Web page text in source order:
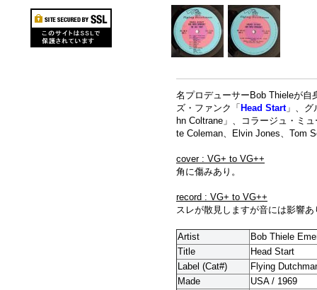
名プロデューサーBob Thieleが
ズ・ファンク「 Head Start」、グ
hn Coltrane」、コラージュ・ミ
te Coleman、Elvin Jones、Tom
cover : VG+ to VG++
角に傷みあり。
record : VG+ to VG++
スレが散見しますが音には影響あ
Artist
Bob Thiele
Title
Head Start
Label (Cat#)
Flying
Made
USA / 1969